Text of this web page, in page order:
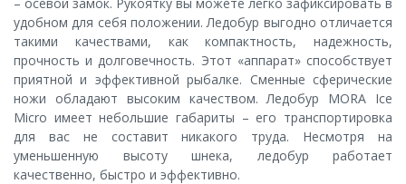
удобном для себя положении. Ледобур выгодно отличается
такими качествами, как компактность, надежность,
прочность и долговечность. Этот «аппарат» способствует
приятной и эффективной рыбалке. Сменные сферические
ножи обладают высоким качеством. Ледобур MORA Ice
Micro имеет небольшие габариты – его транспортировка
для вас не составит никакого труда. Несмотря на
уменьшенную высоту шнека, ледобур работает
качественно, быстро и эффективно.